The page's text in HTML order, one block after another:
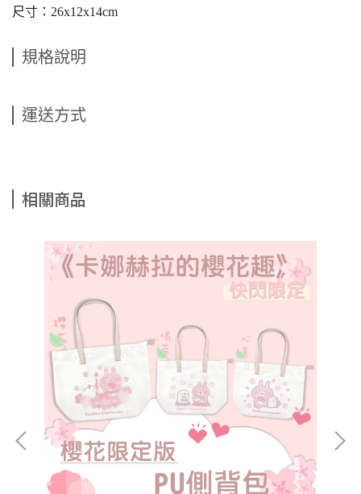
尺寸：26x12x14cm
規格說明
運送方式
相關商品